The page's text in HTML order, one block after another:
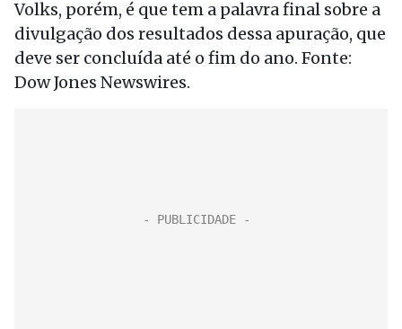
Volks, porém, é que tem a palavra final sobre a
divulgação dos resultados dessa apuração, que
deve ser concluída até o fim do ano. Fonte:
Dow Jones Newswires.